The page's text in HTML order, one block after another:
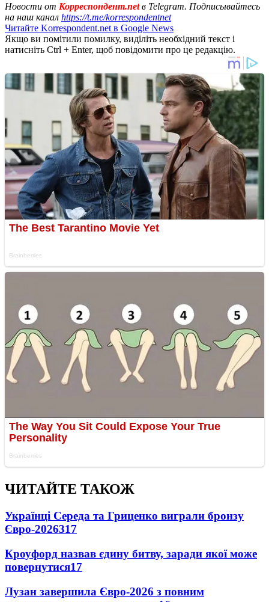
Новости от Корреспондент.netв Telegram. Подписывайтесь
на наш канал https://t.me/korrespondentnet
Читайте Korrespondent.net в Google News
Якщо ви помітили помилку, виділіть необхідний текст і
натисніть Ctrl + Enter, щоб повідомити про це редакцію.
ЧИТАЙТЕ ТАКОЖ
Українці Середа та Гриценко виграли бронзу
Євро-2026317
Кроуфорд назвав єдину битву, заради якої може
повернутися17
Лузан завершила Євро-2026 з повним